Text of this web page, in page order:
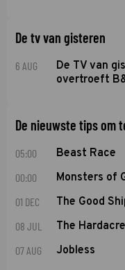
De tv van gisteren
6 AUG
De TV van
overtroeft
De nieuwste tips om
05:00 Beast Race
00:00 Monsters of
01 DEC The Good
08 JUL The
07 AUG Jobless